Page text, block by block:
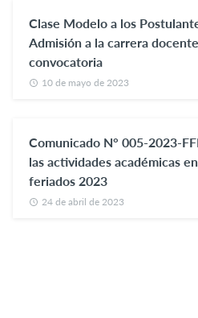
10 de mayo de 2023
Clase Modelo a los
Admisión a la carrera
convocatoria
24 de abril de 2023
Comunicado N° 005-2023-
las actividades académicas
feriados 2023